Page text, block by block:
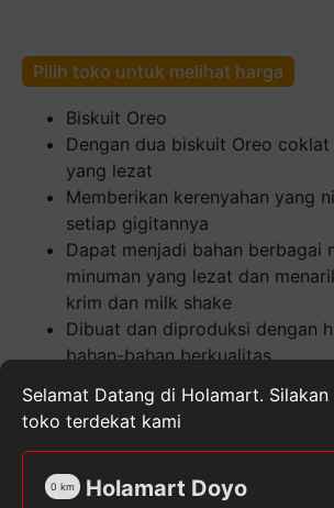
Pilih toko untuk melihat harga
Biskuit Oreo
Dengan dua biskuit Oreo
yang lezat
Memberikan kerenyahan yang
setiap gigitannya
Dapat menjadi bahan berbagai
minuman yang lezat dan
krim dan milk shake
Dibuat dan diproduksi dengan
bahan-bahan berkualitas
Kuantitas
Oreo
Chocolate
Cream
Biskuit
Selamat Datang di Holamart.
toko terdekat kami
Holamart Doyo
0 km